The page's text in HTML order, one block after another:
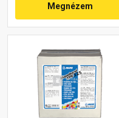
Megnézem